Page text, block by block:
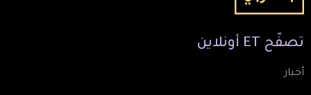
تصفّح ET أونلاين
أخبار